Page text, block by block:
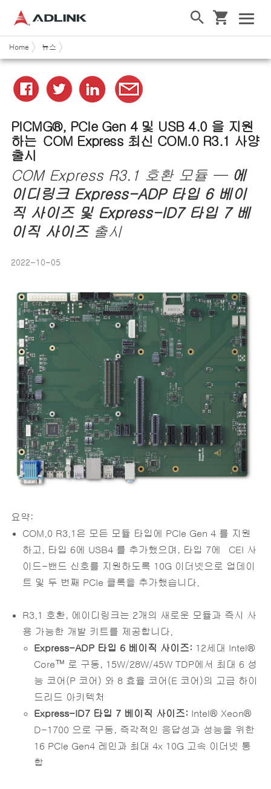
Home 뉴스
PICMG®, PCIe Gen 4 및 USB 4.0 을 지원
하는 COM Express 최신 COM.0 R3.1 사양
출시
COM Express R3.1 호환 모듈— 에
이디링크 Express-ADP 타입6 베이
직 사이즈 및Express-ID7 타입7 베
이직 사이즈 출시
2022-10-05
요약:
COM.0 R3.1은 모든 모듈 타입에 PCIe Gen 4 를 지원
하고, 타입 6에 USB4 를 추가했으며, 타입 7에 CEI 사
이드-밴드 신호를 지원하도록 10G 이더넷으로 업데이
트 및 두 번째 PCIe 클록을 추가했습니다.
R3.1 호환, 에이디링크는 2개의 새로운 모듈과 즉시 사
용 가능한 개발 키트를 제공합니다.
Express-ADP 타입 6 베이직 사이즈: 12세대 Intel®
Core™ 로 구동, 15W/28W/45W TDP에서 최대 6 성
능 코어(P 코어) 와 8 효율 코어(E 코어)의 고급 하이
드리드 아키텍처
Express-ID7 타입 7 베이직 사이즈: Intel® Xeon®
D-1700 으로 구동, 즉각적인 응답성과 성능을 위한
16 PCIe Gen4 레인과 최대 4x 10G 고속 이더넷 통
합